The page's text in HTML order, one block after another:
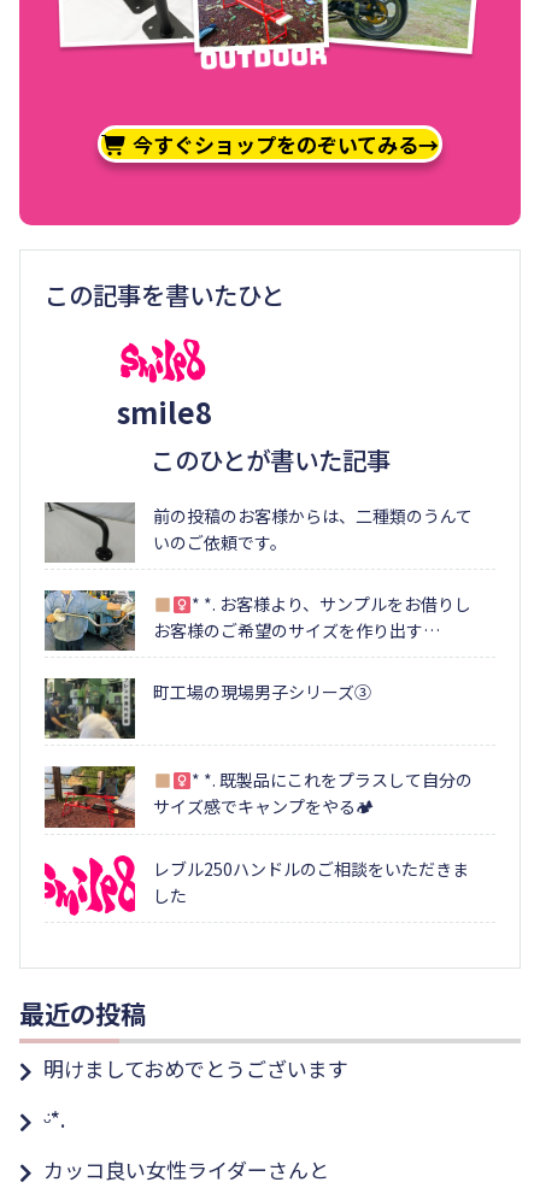
今すぐショップをのぞいてみる→
この記事を書いたひと
smile8
このひとが書いた記事
前の投稿のお客様からは、二種類のうんて
いのご依頼です。
* *. お客様より、サンプルをお借りし
お客様のご希望のサイズを作り出す…
町工場の現場男子シリーズ③
* *. 既製品にこれをプラスして自分の
サイズ感でキャンプをやる🏕
レブル250ハンドルのご相談をいただきま
した
最近の投稿
明けましておめでとうございます
ᵕ̈*.
カッコ良い女性ライダーさんと